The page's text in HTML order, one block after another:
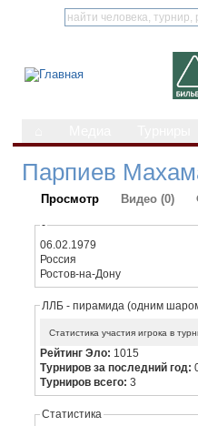
Парпиев
Просмотр Видео (0)
-
06.02.1979
Россия
Ростов-на-Дону
ЛЛБ - пирамида (одним
Статистика участия игрока в
Рейтинг Эло: 1015
Турниров за последний год:
Турниров всего:3
Статистика